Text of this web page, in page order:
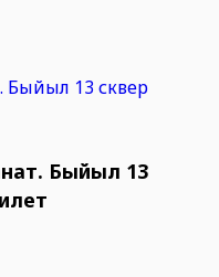
Быйыл 13